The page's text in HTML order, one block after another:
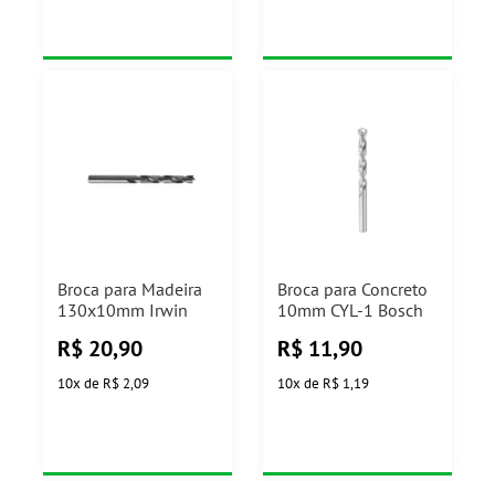
Broca para Madeira
130x10mm Irwin
R$ 20,90
10x de R$ 2,09
Broca para Concreto
10mm CYL-1 Bosch
R$ 11,90
10x de R$ 1,19